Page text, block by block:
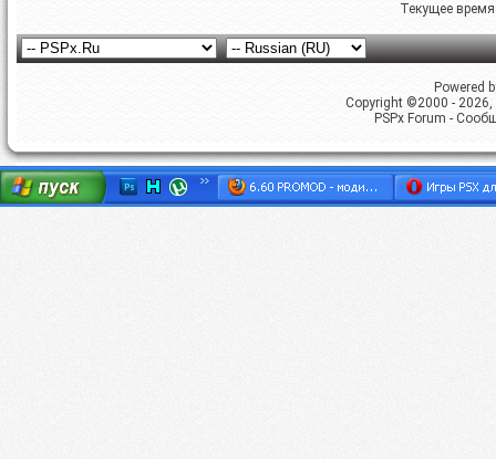
Текущее
Powered
Copyright ©2000 -
PSPx Forum -